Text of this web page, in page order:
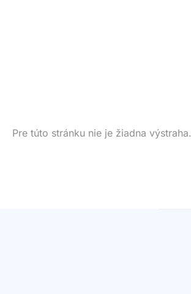
Pre túto stránku nie je žiadna výstraha.